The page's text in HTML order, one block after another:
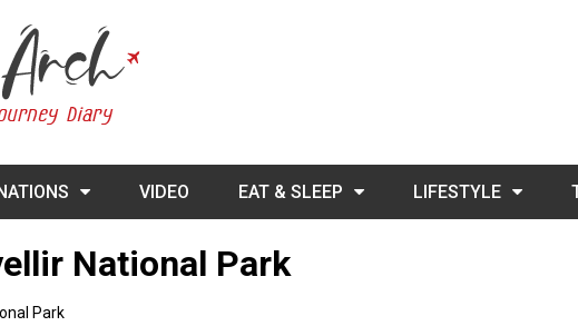
VIDEO EAT & SLEEP LIFESTYLE
National Park
Park